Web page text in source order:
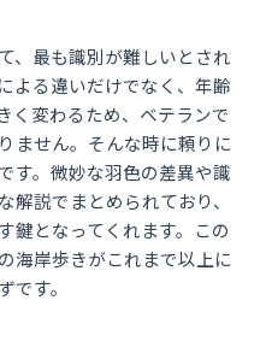
、最も識別が難しいとされ
よる違いだけでなく、年齢
く変わるため、ベテランで
ません。そんな時に頼りに
す。微妙な羽色の差異や識
説でまとめられており、
鍵となってくれます。この
海岸歩きがこれまで以上に
す。